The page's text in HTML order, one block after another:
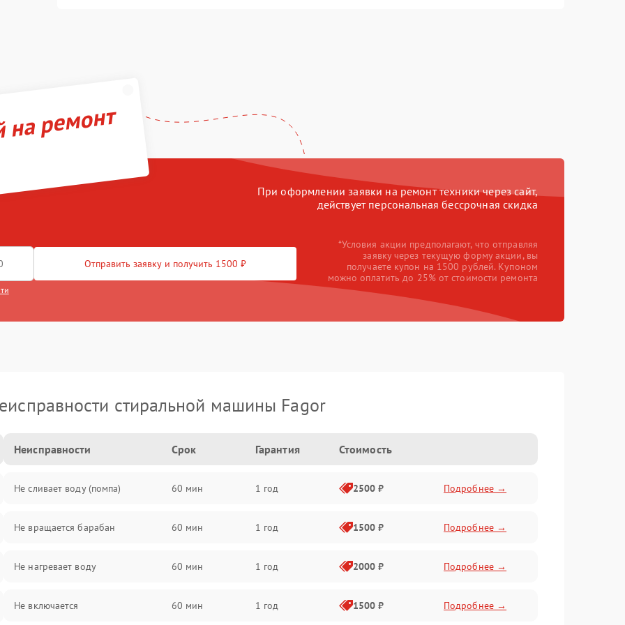
ремонт
При оформлении заявки на ремонт техники через сайт,
действует персональная бессрочная скидка
Отправить заявку и получить 1500 ₽
*Условия акции предполагают, что отправляя
заявку через текущую форму акции, вы
получаете купон на 1500 рублей. Купоном
можно оплатить до 25% от стоимости ремонта
стиральной машины Fagor
Неисправности Срок Гарантия Стоимость
Не сливает воду (помпа) 60 мин 1 год 2500 ₽ Подробнее →
Не вращается барабан 60 мин 1 год 1500 ₽ Подробнее →
Не нагревает воду 60 мин 1 год 2000 ₽ Подробнее →
Не включается 60 мин 1 год 1500 ₽ Подробнее →